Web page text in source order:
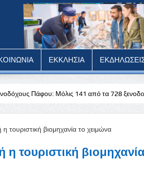
ΕΚΚΛΗΣΙΑ
141 από τα 728 ξενοδοχεία διαθέτουν
τουριστική